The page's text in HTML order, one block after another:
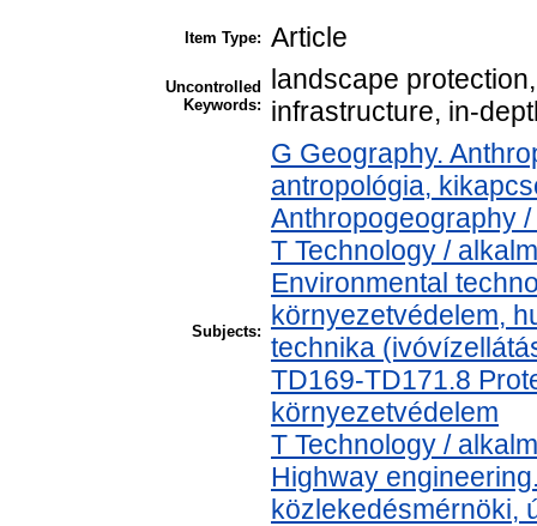
Item Type: Article
Uncontrolled
Keywords:
landscape
infrastructure, in-
Subjects:
G Geography.
antropológia,
Anthropogeography
T Technology /
Environmental
környezetvédelem,
technika
TD169-TD171.8
környezetvédelem
T Technology /
Highway
közlekedésmérnöki,